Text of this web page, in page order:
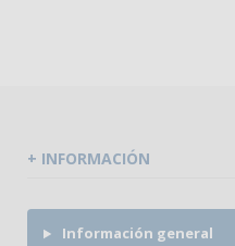
+ INFORMACIÓN
Información general